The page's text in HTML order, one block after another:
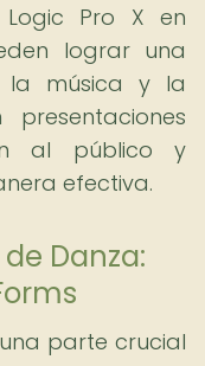
Pro X en
lograr una
la música y la
al público y
efectiva.
Danza:
parte crucial